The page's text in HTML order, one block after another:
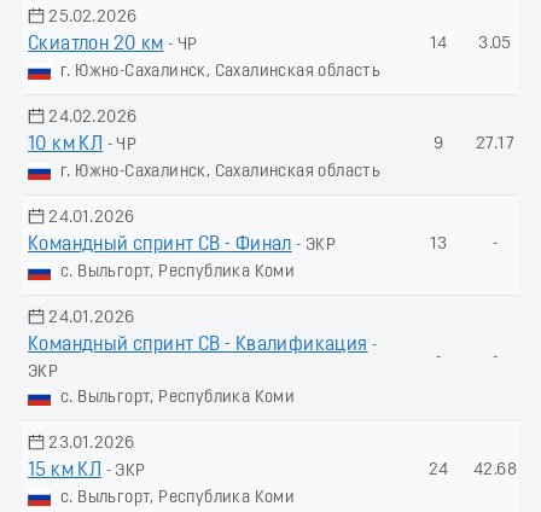
25.02.2026
Скиатлон 20 км - ЧР
г. Южно-Сахалинск, Сахалинская область
14 3.05
24.02.2026
10 км КЛ
- ЧР
г. Южно-Сахалинск, Сахалинская область
9 27.17
24.01.2026
Командный спринт СВ - Финал - ЭКР
с. Выльгорт, Республика Коми
13 -
24.01.2026
Командный спринт СВ - Квалификация -
ЭКР
с. Выльгорт, Республика Коми
- -
23.01.2026
15 км КЛ
- ЭКР
с. Выльгорт, Республика Коми
24 42.68